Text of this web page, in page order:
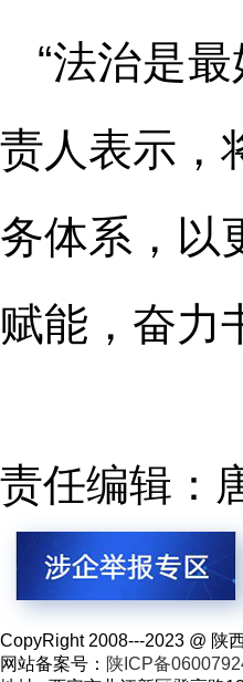
“法治是
责人表示，
务体系，以
赋能，奋力
责任编辑：
CopyRight 2008---2023 @ 陕
网站备案号： 陕ICP备